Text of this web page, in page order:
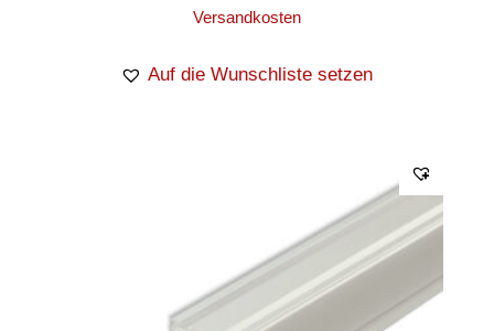
Versandkosten
Auf die Wunschliste setzen